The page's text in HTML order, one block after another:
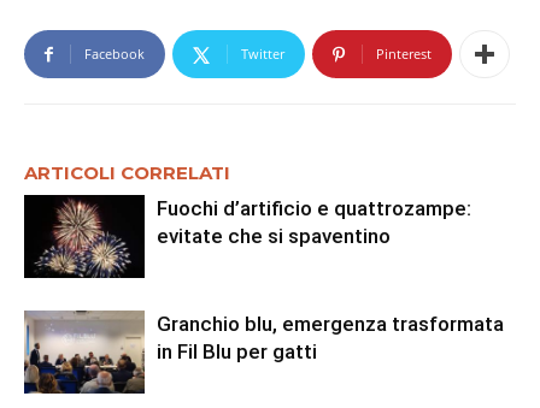
Facebook Twitter Pinterest
ARTICOLI CORRELATI
Fuochi d’artificio e quattrozampe:
evitate che si spaventino
Granchio blu, emergenza trasformata
in Fil Blu per gatti